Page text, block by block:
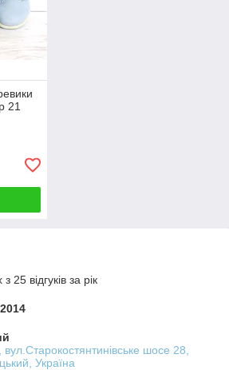
21
25 відгуків за рік
шосе 28,
Україна